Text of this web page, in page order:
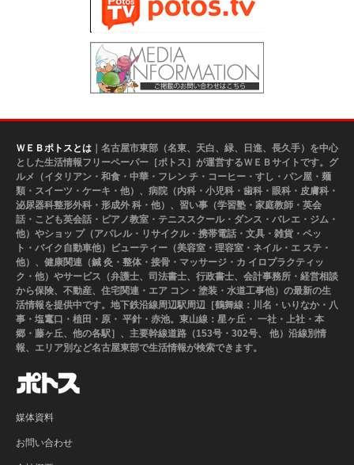
ＷＥＢポトスとは ｜名古屋市東部（名東、天白、緑、日進、長久手）を中心
とした生活情報フリーペーパー［ポトス］が運営するＷＥＢサイトです。グ
ルメ（イタリアン・和食・中華・フレン チ・コーヒー・すし・パン屋・麺
類・スイーツ・ケーキ・他）、病院（内科・小児科・歯科・眼科・皮膚科・
泌尿器科整形外科・形成外 科・他）、習い事（学習塾・家庭教師・英会
話・こども英会話・ピアノ教室・テニススクール・ダンス・バレエ・ジム・
他）やショッ プ（アパレル・リサイクル・携帯電話・文具・雑貨・ペッ
ト・バイク自動車他）ビューティー（美容室・理容室・ネイル・エ ステ・
他）、健康関連（鍼 灸・整体・接骨・マッサージ・カ イロプラクティッ
ク・他）やサービス（弁護士、司法書士、行政書士、会計事務所・経営相談
から保険、不動産、住宅関連・エア コン・塗装・水道工事他）の最新の生
活情報を提供中です。地下鉄沿線周辺駅周辺［鶴舞線：川名・いりなか・八
事・塩竃口・植田・原・ 平針・赤池。東山線：星ヶ丘・ 一社・上社・本
郷・藤ヶ丘、他の各駅］、主要幹線道路（153号・302号、 他）沿線別情
報、エリア別など名古屋東部で生活情報が検索できます。
媒体資料
お問い合わせ